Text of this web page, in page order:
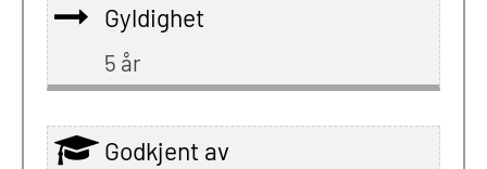
Gyldighet
5 år
Godkjent av